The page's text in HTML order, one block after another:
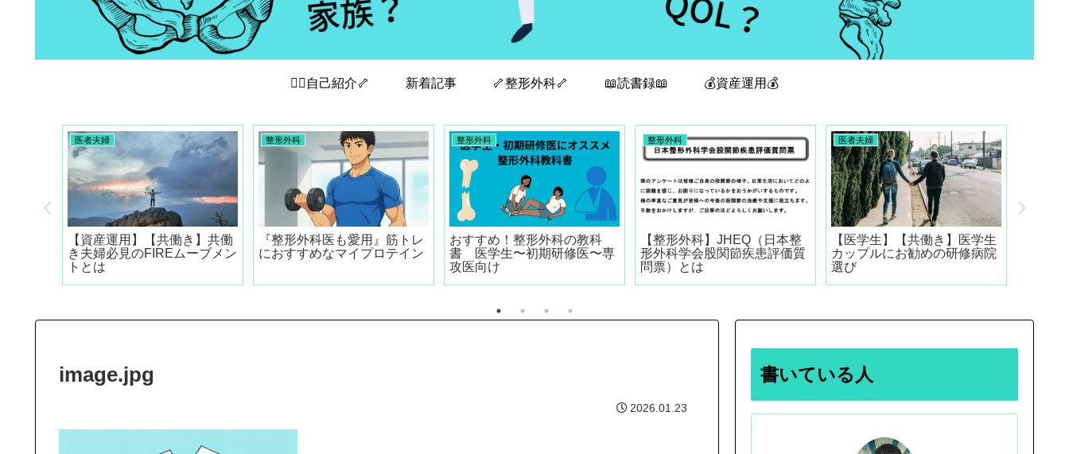
🙋‍♂️自己紹介🦴 新着記事 🦴整形外科🦴 📖読書録📖 💰資産運用💰
医者夫婦
【資産運用】【共働き】共働
き夫婦必見のFIREムーブメン
トとは
整形外科
『整形外科医も愛用』筋トレ
におすすめなマイプロテイン
整形外科
おすすめ！整形外科の教科
書 医学生〜初期研修医〜専
攻医向け
整形外科
【整形外科】JHEQ（日本整
形外科学会股関節疾患評価質
問票）とは
医者夫婦
【医学生】【共働き】医学生
カップルにお勧めの研修病院
選び
image.jpg
2026.01.23
書いている人